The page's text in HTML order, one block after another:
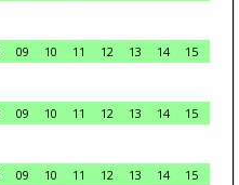
09 10 11 12 13 14
15
09 10 11 12 13 14
15
09 10 11 12 13 14
15